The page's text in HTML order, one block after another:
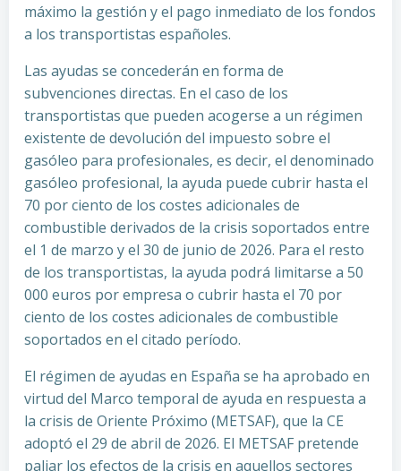
máximo la gestión y el pago inmediato de los fondos
a los transportistas españoles.
Las ayudas se concederán en forma de
subvenciones directas. En el caso de los
transportistas que pueden acogerse a un régimen
existente de devolución del impuesto sobre el
gasóleo para profesionales, es decir, el denominado
gasóleo profesional, la ayuda puede cubrir hasta el
70 por ciento de los costes adicionales de
combustible derivados de la crisis soportados entre
el 1 de marzo y el 30 de junio de 2026. Para el resto
de los transportistas, la ayuda podrá limitarse a 50
000 euros por empresa o cubrir hasta el 70 por
ciento de los costes adicionales de combustible
soportados en el citado período.
El régimen de ayudas en España se ha aprobado en
virtud del Marco temporal de ayuda en respuesta a
la crisis de Oriente Próximo (METSAF), que la CE
adoptó el 29 de abril de 2026. El METSAF pretende
paliar los efectos de la crisis en aquellos sectores